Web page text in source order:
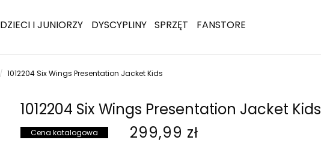
DZIECI I JUNIORZY DYSCYPLINY SPRZĘT
FANSTORE
1012204 Six Wings Presentation Jacket Kids
1012204 Six Wings Presentation Jacket Kids
Cena katalogowa 299,99 zł